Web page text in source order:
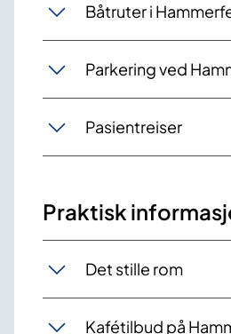
Båtruter i
Parkering ved
Pasientreiser
Praktisk
Det stille rom
Kafétilbud på